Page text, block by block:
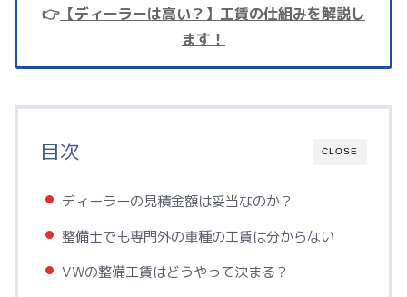
👉 【ディーラーは高い？】工賃の仕組みを解説し
ます！
CLOSE
目次
ディーラーの見積金額は妥当なのか？
整備士でも専門外の車種の工賃は分からない
VWの整備工賃はどうやって決まる？